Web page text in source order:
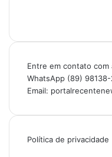
Entre em contato com
WhatsApp (89)
Email:
Política de privacidade